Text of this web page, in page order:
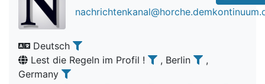
Deutsch
Lest die Regeln im Profil !
, Berlin
,
Germany